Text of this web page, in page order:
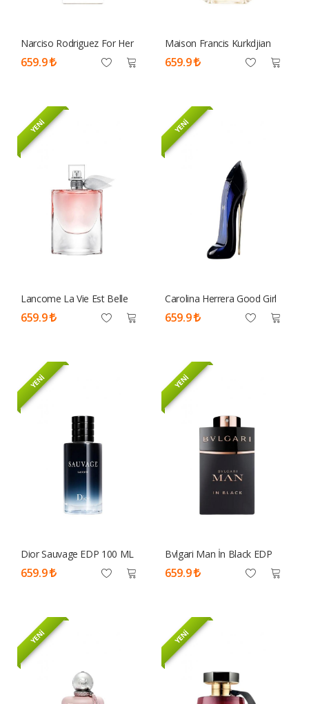
Narciso Rodriguez For Her
Edp 100 ML Tester Parfüm
Kadın
659.9
Maison Francis Kurkdjian
Baccarat Rouge 540 Edp 70
Ml Tester Parfüm Unisex
659.9
YENİ
Lancome La Vie Est Belle
Edp 75 ML Tester Parfüm
Kadın
659.9
YENİ
Carolina Herrera Good Girl
Edp 80 ML Tester Parfüm
Kadın
659.9
YENİ
Dior Sauvage EDP 100 ML
Tester Parfüm Erkek
659.9
YENİ
Bvlgari Man İn Black EDP
100ml Tester Parfüm Erkek
659.9
YENİ YENİ